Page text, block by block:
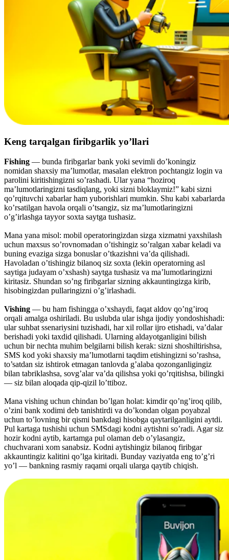
Keng tarqalgan firibgarlik yo’llari
Fishing — bunda firibgarlar bank yoki sevimli do’koningiz
nomidan shaxsiy ma’lumotlar, masalan elektron pochtangiz login va
parolini kiritishingizni so’rashadi. Ular yana “hoziroq
ma’lumotlaringizni tasdiqlang, yoki sizni bloklaymiz!” kabi sizni
qo’rqituvchi xabarlar ham yuborishlari mumkin. Shu kabi xabarlarda
ko’rsatilgan havola orqali o’tsangiz, siz ma’lumotlaringizni
o’g’irlashga tayyor soxta saytga tushasiz.
Mana yana misol: mobil operatoringizdan sizga xizmatni yaxshilash
uchun maxsus so’rovnomadan o’tishingiz so’ralgan xabar keladi va
buning evaziga sizga bonuslar o’tkazishni va’da qilishadi.
Havoladan o’tishingiz bilanoq siz soxta (lekin operatorning asl
saytiga judayam o’xshash) saytga tushasiz va ma’lumotlaringizni
kiritasiz. Shundan so’ng firibgarlar sizning akkauntingizga kirib,
hisobingizdan pullaringizni o’g’irlashadi.
Vishing — bu ham fishingga o’xshaydi, faqat aldov qo’ng’iroq
orqali amalga oshiriladi. Bu uslubda ular ishga ijodiy yondoshishadi:
ular suhbat ssenariysini tuzishadi, har xil rollar ijro etishadi, va’dalar
berishadi yoki taxdid qilishadi. Ularning aldayotganligini bilish
uchun bir nechta muhim belgilarni bilish kerak: sizni shoshiltirishsa,
SMS kod yoki shaxsiy ma’lumotlarni taqdim etishingizni so’rashsa,
to’satdan siz ishtirok etmagan tanlovda g’alaba qozonganligingiz
bilan tabriklashsa, sovg’alar va’da qilishsa yoki qo’rqitishsa, bilingki
— siz bilan aloqada qip-qizil lo’ttiboz.
Mana vishing uchun chindan bo’lgan holat: kimdir qo’ng’iroq qilib,
o’zini bank xodimi deb tanishtirdi va do’kondan olgan poyabzal
uchun to’lovning bir qismi bankdagi hisobga qaytarilganligini aytdi.
Pul kartaga tushishi uchun SMSdagi kodni aytishni so’radi. Agar siz
hozir kodni aytib, kartamga pul olaman deb o’ylasangiz,
chuchvarani xom sanabsiz. Kodni aytishingiz bilanoq firibgar
akkauntingiz kalitini qo’lga kiritadi. Bunday vaziyatda eng to’g’ri
yo’l — bankning rasmiy raqami orqali ularga qaytib chiqish.